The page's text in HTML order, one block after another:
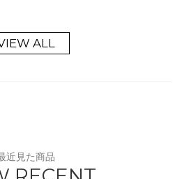
ALL
近見た商品